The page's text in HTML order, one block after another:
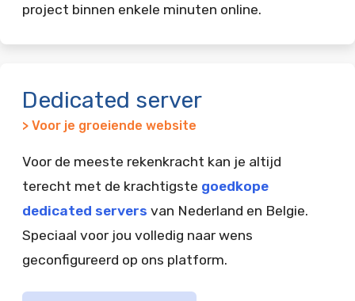
project binnen enkele minuten online.
Dedicated server
> Voor je groeiende website
Voor de meeste rekenkracht kan je altijd
terecht met de krachtigste goedkope
dedicated servers van Nederland en Belgie.
Speciaal voor jou volledig naar wens
geconfigureerd op ons platform.